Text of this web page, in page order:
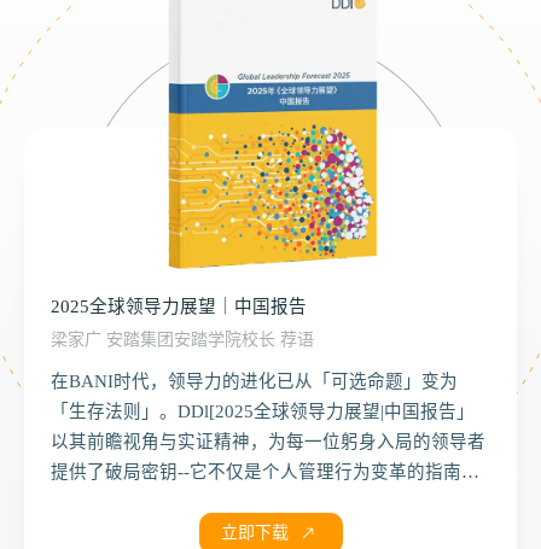
在BANI时代，领导力的进化已从「可选命题」变为
「生存法则」。DDl[2025全球领导力展望|中国报告」
以其前瞻视角与实证精神，为每一位躬身入局的领导者
提供了破局密钥--它不仅是个人管理行为变革的指南
字技术的深度解构。通过Al驱动的培养技术升级，公司
立即下载
领军人才领导力洞察启示录
该启示录基于测评工具 Leader3 Ready® 中高管在线评
鉴的数据，以及个性测评工具霍根（Hogan）测评的数
据，对中国数千名中高层领导者自 2009 年以来的领导
力表现与个性特质进行了系统性分析。通过纵向比较
2020年前后两个时间段中高层领导者的领导力评分与个
至大健康、金融、大消费与制造四大行业，旨在揭示中
在这本启示录中，我们深入探析英跃®60万中基层管理
者的学习数据，不仅回顾了数字化学习的历程和现状，
更探析了中基层领导者的能力表现和学习偏好。同时，
着眼未来，试图回答：生成式人工智能将如何影响我们
的工作？如何善用智能化工具辅助人才发展？除了数据
了凝练与总结，形成了有针对性的「思考与启示」，以
本报告以当前制造行业现状为出发点，深入剖析全球制
造业发展的主要趋势，并探讨这些趋势对中国制造业的
影响及应对策略。在此基础上，我们重点聚焦中国制造
业转型升级的四大关键领域：新能源、新能源车、半导
体以及传统制造业，从行业挑战到人才现状进行全面的
才培养和留用建议，并通过提供相关案例作为参考。